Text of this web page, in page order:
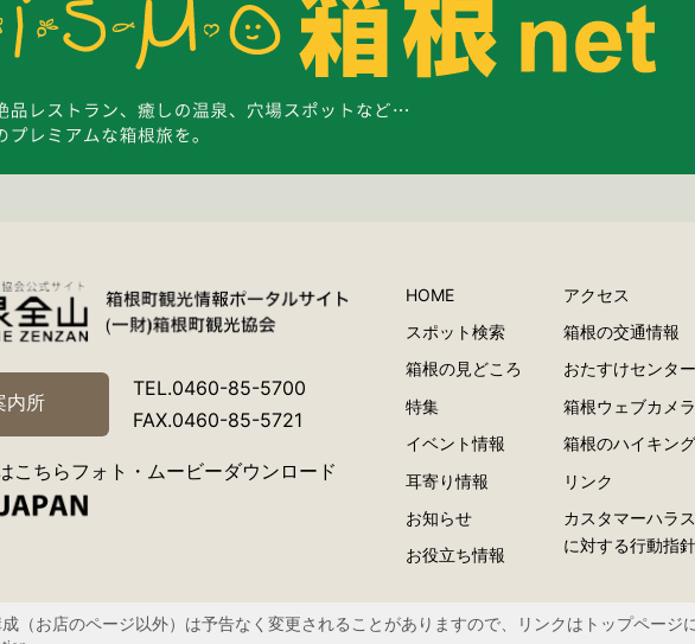
内所
TEL.0460-85-5700
FAX.0460-85-5721
こちらフォト・ムービーダウンロード
HOME
スポット検索
箱根の見どころ
特集
イベント情報
耳寄り情報
お知らせ
お役立ち情報
アクセス
箱根の交通情報
おたすけセンター
箱根ウェブカメラ
箱根のハイキン
リンク
カスタマーハラ
に対する行動指針
成（お店のページ以外）は予告なく変更されることがありますので、リンクはトップページ